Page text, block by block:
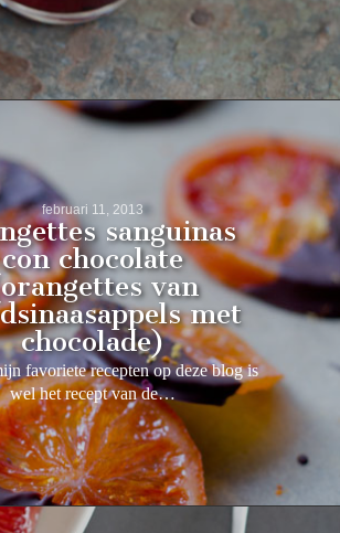
februari 11, 2013
sanguinas
con chocolate
van
met
chocolade)
favoriete recepten op deze blog is
wel het recept van de…